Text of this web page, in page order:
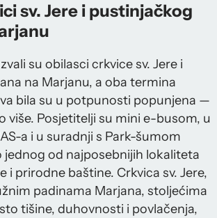
sv. Jere i pustinjačkog
su obilasci crkvice sv. Jere i
na Marjanu, a oba termina
bila su u potpunosti popunjena —
više. Posjetitelji su mini e-busom, u
a i u suradnji s Park-šumom
jednog od najposebnijih lokaliteta
i prirodne baštine. Crkvica sv. Jere,
padinama Marjana, stoljećima
tišine, duhovnosti i povlačenja,